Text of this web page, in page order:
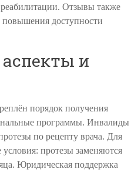
Отзывы также
повышения доступности
и
порядок получения
программы. Инвалиды
по рецепту врача. Для
протезы заменяются
Юридическая поддержка